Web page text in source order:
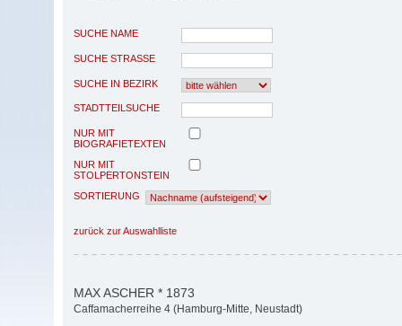
SUCHE NAME
SUCHE STRASSE
SUCHE IN BEZIRK
STADTTEILSUCHE
NUR MIT
BIOGRAFIETEXTEN
NUR MIT
STOLPERTONSTEIN
SORTIERUNG
zurück zur Auswahlliste
MAX ASCHER * 1873
Caffamacherreihe 4 (Hamburg-Mitte, Neustadt)